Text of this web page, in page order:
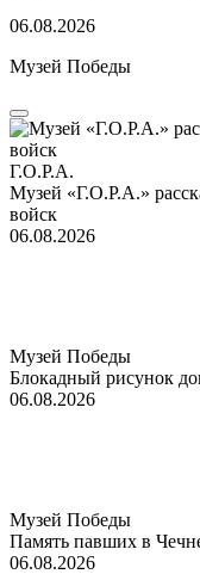
06.08.2026
Музей Победы
Г.О.Р.А.
Музей «Г.О.Р.А.»
войск
06.08.2026
Музей Победы
Блокадный рисунок
06.08.2026
Музей Победы
Память павших в
06.08.2026